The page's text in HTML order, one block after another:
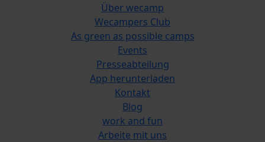
Über wecamp
Wecampers Club
As green as possible camps
Events
Presseabteilung
App herunterladen
Kontakt
Blog
work and fun
Arbeite mit uns